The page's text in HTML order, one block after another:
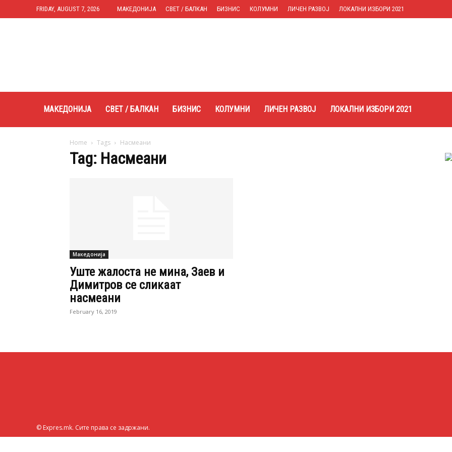
FRIDAY, AUGUST 7, 2026 МАКЕДОНИЈА СВЕТ / БАЛКАН БИЗНИС КОЛУМНИ ЛИЧЕН РАЗВОЈ ЛОКАЛНИ ИЗБОРИ 2021
МАКЕДОНИЈА СВЕТ / БАЛКАН БИЗНИС КОЛУМНИ ЛИЧЕН РАЗВОЈ ЛОКАЛНИ ИЗБОРИ 2021
Home Tags Насмеани
Tag: Насмеани
Македонија
Уште жалоста не мина, Заев и
Димитров се сликаат
насмеани
February 16, 2019
© Expres.mk. Сите права се задржани.